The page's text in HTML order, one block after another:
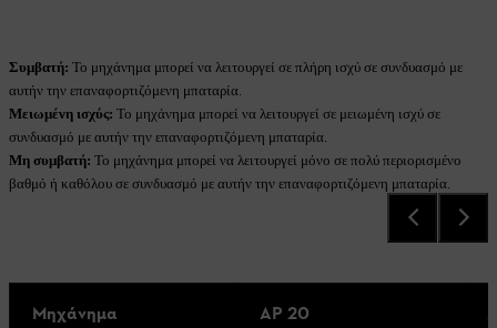
Συμβατή: Το μηχάνημα μπορεί να λειτουργεί σε πλήρη ισχύ σε συνδυασμό με
αυτήν την επαναφορτιζόμενη μπαταρία.
Μειωμένη ισχύς: Το μηχάνημα μπορεί να λειτουργεί σε μειωμένη ισχύ σε
συνδυασμό με αυτήν την επαναφορτιζόμενη μπαταρία.
Μη συμβατή: Το μηχάνημα μπορεί να λειτουργεί μόνο σε πολύ περιορισμένο
βαθμό ή καθόλου σε συνδυασμό με αυτήν την επαναφορτιζόμενη μπαταρία.
Μηχάνημα AP 20